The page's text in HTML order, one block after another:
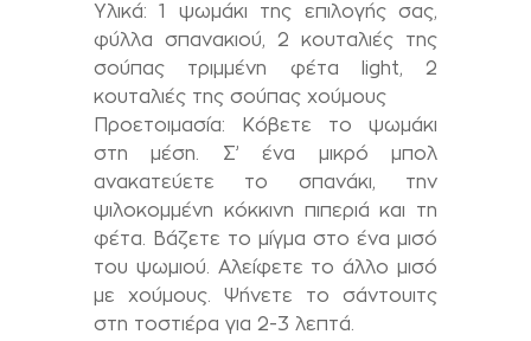
Υλικά: 1 ψωμάκι της επιλογής σας,
φύλλα σπανακιού, 2 κουταλιές της
σούπας τριμμένη φέτα light, 2
κουταλιές της σούπας χούμους
Προετοιμασία: Κόβετε το ψωμάκι
στη μέση. Σ’ ένα μικρό μπολ
ανακατεύετε το σπανάκι, την
ψιλοκομμένη κόκκινη πιπεριά και τη
φέτα. Βάζετε το μίγμα στο ένα μισό
του ψωμιού. Αλείφετε το άλλο μισό
με χούμους. Ψήνετε το σάντουιτς
στη τοστιέρα για 2-3 λεπτά.